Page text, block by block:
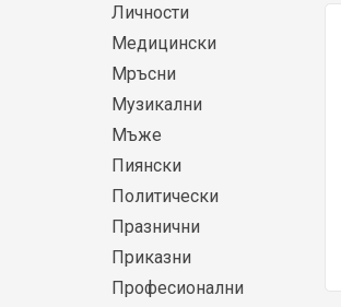
Личности
Медицински
Мръсни
Музикални
Мъже
Пиянски
Политически
Празнични
Приказни
Професионални